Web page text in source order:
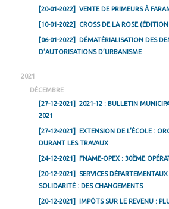
[20-01-2022] VENTE DE PRIMEURS À
[10-01-2022] CROSS DE LA ROSE
[06-01-2022]
DÉMATÉRIALISATION DES
D’AUTORISATIONS D’URBANISME
2021
DÉCEMBRE
[27-12-2021]
2021-12 : BULLETIN
2021
[27-12-2021]
EXTENSION DE L’ÉCOLE :
DURANT LES TRAVAUX
[24-12-2021] FNAME-OPEX : 30ÈME
[20-12-2021]
SERVICES
SOLIDARITÉ : DES CHANGEMENTS
[20-12-2021]
IMPÔTS SUR LE REVENU :